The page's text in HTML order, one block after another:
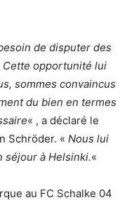
de disputer des
Cette opportunité lui
sommes convaincus
du bien en termes
« , a déclaré le
Schröder. « Nous lui
séjour à Helsinki.«
au FC Schalke 04